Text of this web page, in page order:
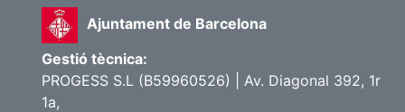
Ajuntament de Barcelona
Gestió tècnica:
PROGESS S.L (B59960526) | Av. Diagonal 392, 1r
1a,